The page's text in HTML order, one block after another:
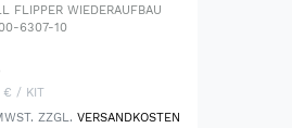
FLIPPER WIEDERAUFBAU
6307-10
€ / KIT
ZZGL.VERSANDKOSTEN